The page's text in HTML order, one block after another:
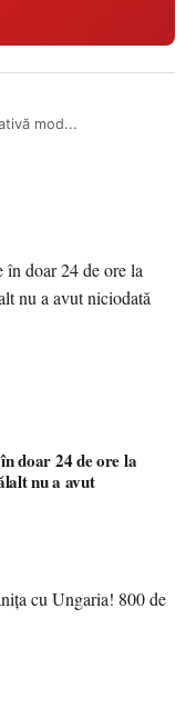
mod...
doar 24 de ore la
nu a avut